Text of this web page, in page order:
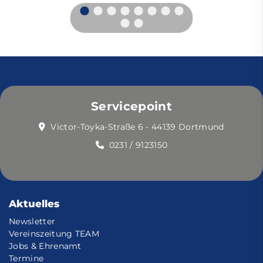
Servicepoint
Victor-Toyka-Straße 6 - 44139 Dortmund
0231 / 9123150
Aktuelles
Newsletter
Vereinszeitung TEAM
Jobs & Ehrenamt
Termine